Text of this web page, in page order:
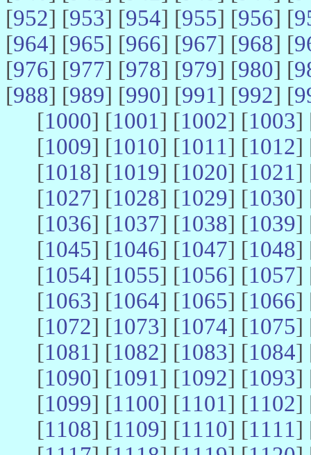
[952] [953] [954] [955] [956] [
[964] [965] [966] [967] [968] [
[976] [977] [978] [979] [980] [
[988] [989] [990] [991] [992] [
[1000] [1001] [1002] [1003]
[1009] [1010] [1011] [1012]
[1018] [1019] [1020] [1021]
[1027] [1028] [1029] [1030]
[1036] [1037] [1038] [1039]
[1045] [1046] [1047] [1048]
[1054] [1055] [1056] [1057]
[1063] [1064] [1065] [1066]
[1072] [1073] [1074] [1075]
[1081] [1082] [1083] [1084]
[1090] [1091] [1092] [1093]
[1099] [1100] [1101] [1102]
[1108] [1109] [1110] [1111]